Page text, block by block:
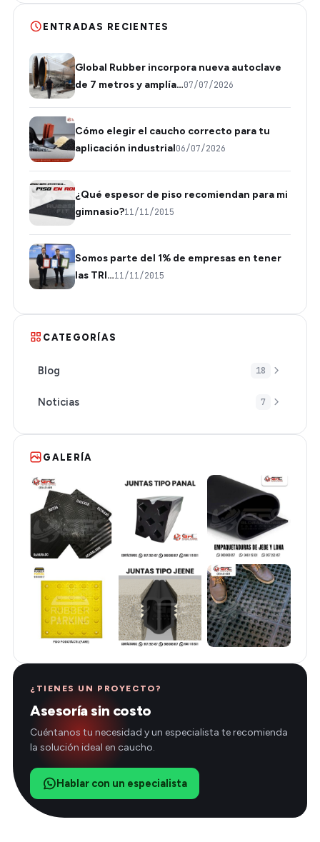
ENTRADAS RECIENTES
Global Rubber incorpora nueva autoclave
de 7 metros y amplía…07/07/2026
Cómo elegir el caucho correcto para tu
aplicación industrial06/07/2026
¿Qué espesor de piso recomiendan para mi
gimnasio?11/11/2015
Somos parte del 1% de empresas en tener
las TRI…11/11/2015
CATEGORÍAS
Blog 18
Noticias 7
GALERÍA
¿TIENES UN PROYECTO?
Asesoría sin costo
Cuéntanos tu necesidad y un especialista te recomienda
la solución ideal en caucho.
Hablar con un especialista